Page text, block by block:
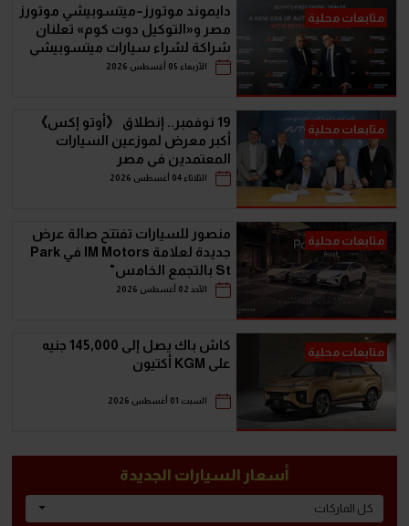
متابعات محلية
دايموند موتورز–ميتسوبيشي موتورز
مصر و«التوكيل دوت كوم» تعلنان
شراكة لشراء سيارات ميتسوبيشي
أونلاين
الأربعاء 05 أغسطس 2026
متابعات محلية
19 نوفمبر.. إنطلاق 《أوتو إكس》
أكبر معرض لموزعين السيارات
المعتمدين في مصر
الثلاثاء 04 أغسطس 2026
متابعات محلية
منصور للسيارات تفتتح صالة عرض
جديدة لعلامة IM Motors في Park
St بالتجمع الخامس"
الأحد 02 أغسطس 2026
متابعات محلية
كاش باك يصل إلى 145,000 جنيه
على KGM أكتيون
السبت 01 أغسطس 2026
أسعار السيارات الجديدة
كل الماركات